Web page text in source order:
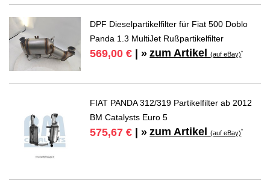
DPF Dieselpartikelfilter für Fiat 500 Doblo
Panda 1.3 MultiJet Rußpartikelfilter
569,00 € | » zum Artikel(auf eBay)*
FIAT PANDA 312/319 Partikelfilter ab 2012
BM Catalysts Euro 5
575,67 € | » zum Artikel(auf eBay)*